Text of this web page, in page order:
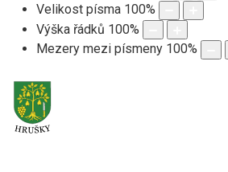
Velikost písma 100%
Výška řádků 100%
Mezery mezi písmeny 100%